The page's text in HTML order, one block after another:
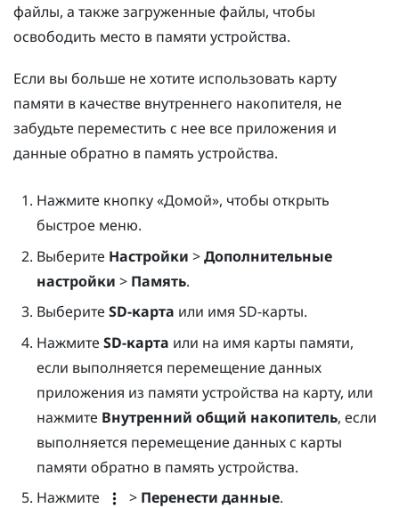
файлы, а также загруженные файлы, чтобы
освободить место в памяти устройства.
Если вы больше не хотите использовать карту
памяти в качестве внутреннего накопителя, не
забудьте переместить с нее все приложения и
данные обратно в память устройства.
Нажмите кнопку «Домой», чтобы открыть
быстрое меню.
Выберите Настройки >Дополнительные
настройки > Память.
Выберите SD-карта или имя SD-карты.
Нажмите SD-карта или на имя карты памяти,
если выполняется перемещение данных
приложения из памяти устройства на карту, или
нажмите Внутренний общий накопитель, если
выполняется перемещение данных с карты
памяти обратно в память устройства.
Нажмите
> Перенести данные.